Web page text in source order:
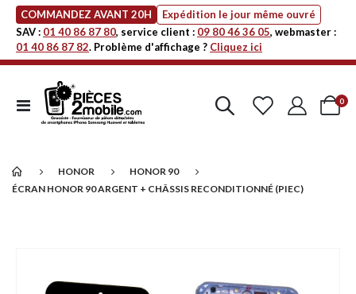
COMMANDEZ AVANT 20H
Expédition le jour même ouvré
SAV : 01 40 86 87 80, service client : 09 80 46 36 05, webmaster :
01 40 86 87 82. Problème d'affichage ? Cliquez ici
Affichage
navigation
Cart
0
HONOR
HONOR 90
ÉCRAN HONOR 90 ARGENT + CHÂSSIS RECONDITIONNÉ (PIEC)